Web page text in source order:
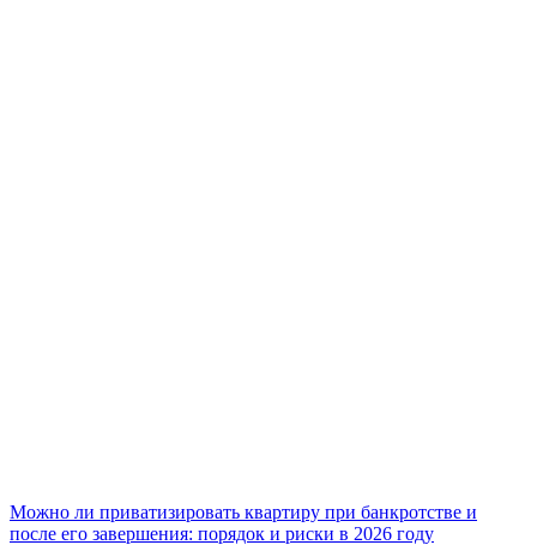
Можно ли приватизировать квартиру при банкротстве и
после его завершения: порядок и риски в 2026 году